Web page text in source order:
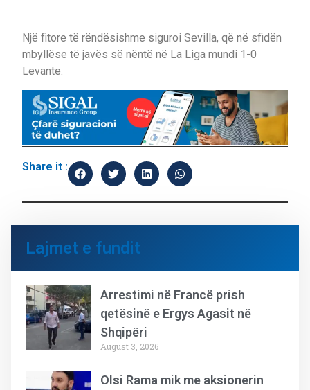
Një fitore të rëndësishme siguroi Sevilla, që në sfidën
mbyllëse të javës së nëntë në La Liga mundi 1-0
Levante.
Share it :
Lajmet e fundit
Arrestimi në Francë prish
qetësinë e Ergys Agasit në
Shqipëri
August 3, 2026
Olsi Rama mik me aksionerin